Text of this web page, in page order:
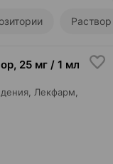
Раствор
, 25 мг / 1 мл
Лекфарм